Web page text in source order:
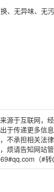
无异味、无污
源于互联网，
于传递更多信
不承担相关法
烦请告知网站
（#转